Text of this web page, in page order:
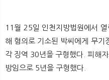
11월 25일 인천지방법원에서
해 혐의로 기소된 박씨에게 무
각 징역 30년을 구형했다. 피해
방임으로 5년을 구형했다.